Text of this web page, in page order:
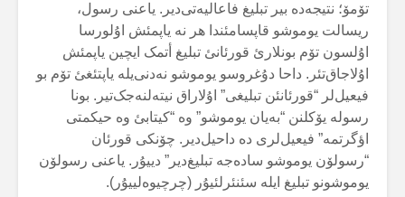
تۆمۆ؛ نتیجەدە بیر تبلیغ فاعالیەتی‌دیر. یاعنی رسول،
ریسالت یوموشو قاپسامئندا هر نە یاپمئش اۇلورسا
اۇلسون تۆم بونلارئ قورئانئ تبلیغ أتمک ایچین یاپمئش
اۇلاجاق‌تئر. داحا دۇغروسو یوموشو نەدنی‌یلە یاپتئغئ تۆم بو
فیعیل‌لر “قورئانئن تبلیغی” اۇلاراق نیتەلنەجک‌تیر. بونا
رسولە یۆکلنن “بەیان یوموشو” وە “کیتابئ وە حیکمتی
اؤگرتمە” فیعیل‌لری دە داحیل‌دیر. چۆنکی قورئان
“رسولۆن یوموشو سادەجە تبلیغ‌دیر” دییۇر. یاعنی رسولۆن
یوموشونو تبلیغ ایلە سئنئرلئیۇر (چرچیوەلییۇر).